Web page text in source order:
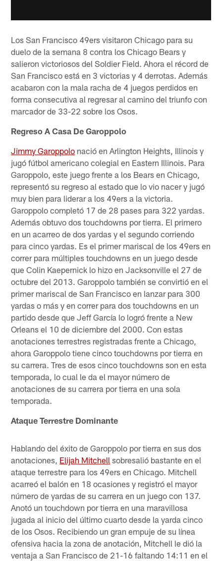
Los San Francisco 49ers visitaron Chicago para su
duelo de la semana 8 contra los Chicago Bears y
salieron victoriosos del Soldier Field. Ahora el récord de
San Francisco está en 3 victorias y 4 derrotas. Además
acabaron con la mala racha de 4 juegos perdidos en
forma consecutiva al regresar al camino del triunfo con
marcador de 33-22 sobre los Osos.
Regreso A Casa De Garoppolo
Jimmy Garoppolo nació en Arlington Heights, Illinois y
jugó fútbol americano colegial en Eastern Illinois. Para
Garoppolo, este juego frente a los Bears en Chicago,
representó su regreso al estado que lo vio nacer y jugó
muy bien para liderar a los 49ers a la victoria.
Garoppolo completó 17 de 28 pases para 322 yardas.
Además obtuvo dos touchdowns por tierra. El primero
en un acarreo de dos yardas y el segundo corriendo
para cinco yardas. Es el primer mariscal de los 49ers en
correr para múltiples touchdowns en un juego desde
que Colin Kaepernick lo hizo en Jacksonville el 27 de
octubre del 2013. Garoppolo también se convirtió en el
primer mariscal de San Francisco en lanzar para 300
yardas o más y en correr para dos touchdowns en un
partido desde que Jeff García lo logró frente a New
Orleans el 10 de diciembre del 2000. Con estas
anotaciones terrestres registradas frente a Chicago,
ahora Garoppolo tiene cinco touchdowns por tierra en
su carrera. Tres de esos cinco touchdowns son en esta
temporada, lo cual le da el mayor número de
anotaciones de su carrera por tierra en una sola
temporada.
Ataque Terrestre Dominante
Hablando del éxito de Garoppolo por tierra en sus dos
anotaciones, Elijah Mitchell sobresalió bastante en el
ataque terrestre para los 49ers en Chicago. Mitchell
acarreó el balón en 18 ocasiones y registró el mayor
número de yardas de su carrera en un juego con 137.
Anotó un touchdown por tierra en una maravillosa
jugada al inicio del último cuarto desde la yarda cinco
de los Osos. Recibiendo un gran empuje de su línea
ofensiva hacia la zona de anotación, Mitchell le dió la
ventaja a San Francisco de 21-16 faltando 14:11 en el